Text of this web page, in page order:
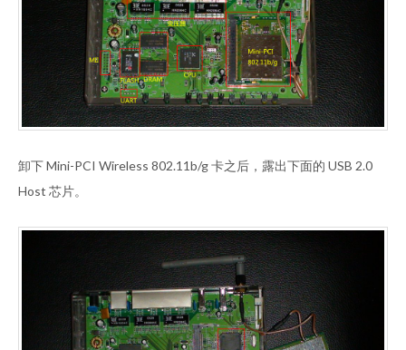
卸下 Mini-PCI Wireless 802.11b/g 卡之后，露出下面的 USB 2.0
Host 芯片。